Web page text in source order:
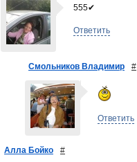
555✔
Ответить
Смольников Владимир #
Ответить
Алла Бойко #